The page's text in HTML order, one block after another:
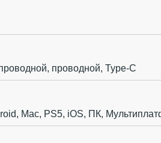
проводной, Type-C
Mac, PS5, iOS, ПК,